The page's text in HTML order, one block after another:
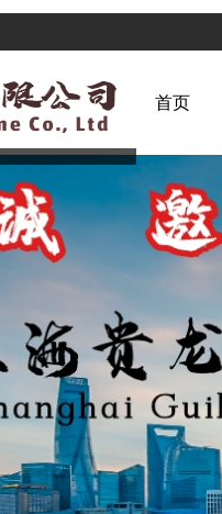
首页